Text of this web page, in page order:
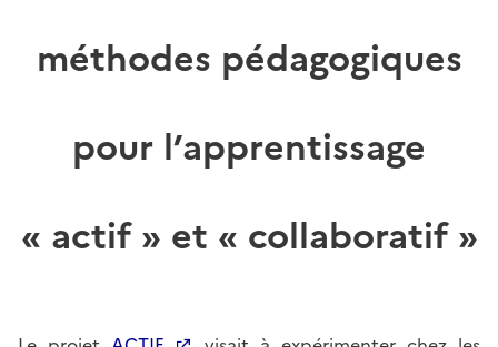
méthodes pédagogiques
pour l’apprentissage
« actif » et « collaboratif »